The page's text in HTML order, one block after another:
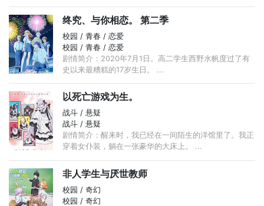
终究、与你相恋。 第二季
校园 / 青春 / 恋爱
校园 / 青春 / 恋爱
剧情简介：2020年7月1日。高二学生西野水帆度过了有
史以来最糟糕的17岁生日。 ...
以死亡游戏为生。
战斗 / 悬疑
战斗 / 悬疑
剧情简介：醒来时，我已经在一间陌生的洋馆里了。我正
穿着女仆装，躺在一张豪华的大床上。 ...
非人学生与厌世教师
校园 / 奇幻
校园 / 奇幻